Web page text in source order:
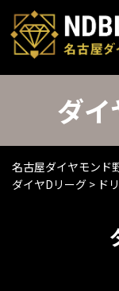
ダ
名古屋ダイヤモンド
ダイヤDリーグ > ド